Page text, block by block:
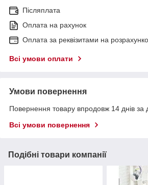
Післяплата
Оплата на рахунок
Оплата за реквізитами на
Всі умови оплати
Умови повернення
Повернення товару впродовж 14 днів за
Всі умови повернення
Подібні товари компанії